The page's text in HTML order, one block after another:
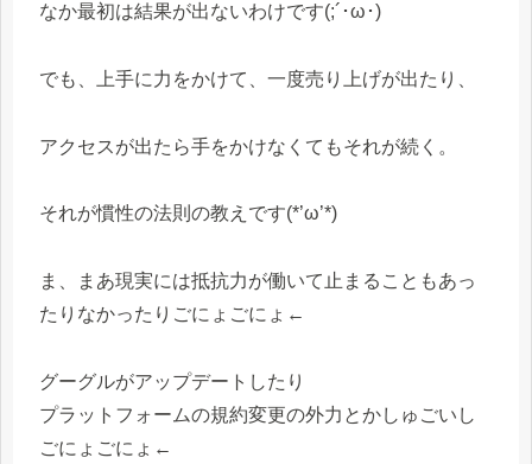
なか最初は結果が出ないわけです(;´･ω･)
でも、上手に力をかけて、一度売り上げが出たり、
アクセスが出たら手をかけなくてもそれが続く。
それが慣性の法則の教えです(*’ω’*)
ま、まあ現実には抵抗力が働いて止まることもあっ
たりなかったりごにょごにょ←
グーグルがアップデートしたり
プラットフォームの規約変更の外力とかしゅごいし
ごにょごにょ←